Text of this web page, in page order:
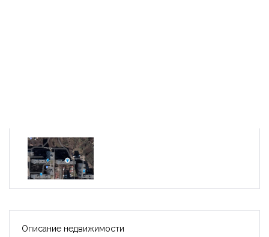
Описание недвижимости